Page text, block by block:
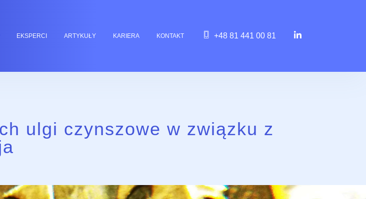
EKSPERCI ARTYKUŁY KARIERA KONTAKT +48 81 441 00 81
ulgi czynszowe w związku z